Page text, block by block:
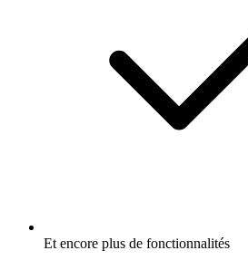
Et encore plus de fonctionnalités